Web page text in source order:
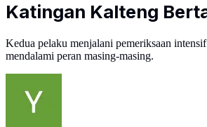
Katingan Kalteng
Kedua pelaku menjalani pemeriksaan
mendalami peran masing-masing.